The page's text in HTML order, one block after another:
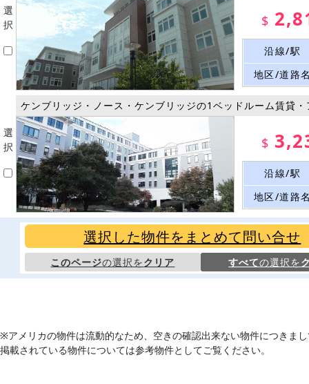
選
択
$
沿線/駅
地区/道路
選
択
ケンブリッジ・ノース・ケンブリッジの1ベッドルーム賃貸
$
沿線/駅
地区/道路
選択した物件をまとめて問い合せ
このページの選択をクリア すべての選択を
※アメリカの物件は流動的なため、空きの確認出来ない物件につきま
掲載されている物件については参考物件としてご覧ください。